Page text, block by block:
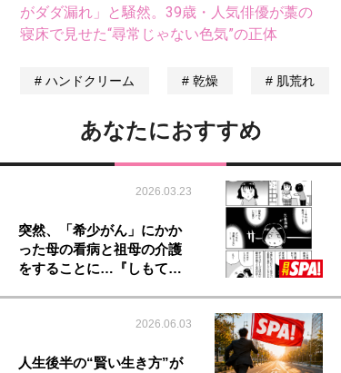
がダダ漏れ」と騒然。39歳・人気俳優が藁の
寝床で見せた“尋常じゃない色気”の正体
ハンドクリーム 乾燥 肌荒れ
あなたにおすすめ
2026.03.23
突然、「希少がん」にかか
った母の看病と祖母の介護
をすることに…『しもて…
2026.06.03
人生後半の“賢い生き方”が